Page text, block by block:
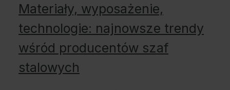
Materiały, wyposażenie,
technologie: najnowsze trendy
wśród producentów szaf
stalowych